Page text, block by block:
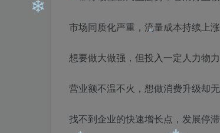
市场同质化严重，流量成本持续上
想要做大做强，但投入一定人力物
营业额不温不火，想做消费升级却
找不到企业的快速增长点，发展停
❄
❄
❄